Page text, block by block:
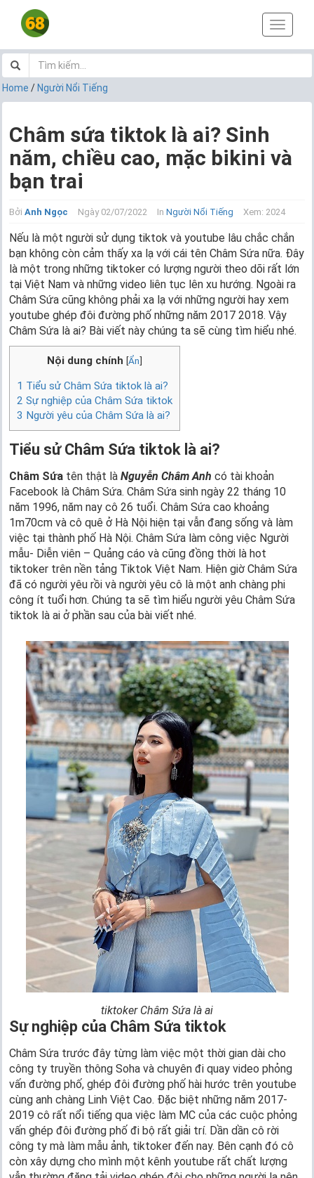
T
o
g
i
g
i
n
Home / Người Nổi Tiếng
Châm sứa tiktok là ai? Sinh
năm, chiều cao, mặc bikini và
bạn trai
Bởi Anh Ngọc Ngày 02/07/2022 In Người Nổi Tiếng Xem: 2024
Nếu là một người sử dụng tiktok và youtube lâu chắc chắn
bạn không còn cảm thấy xa lạ với cái tên Châm Sứa nữa. Đây
là một trong những tiktoker có lượng người theo dõi rất lớn
tại Việt Nam và những video liên tục lên xu hướng. Ngoài ra
Châm Sứa cũng không phải xa lạ với những người hay xem
youtube ghép đôi đường phố những năm 2017 2018. Vậy
Châm Sứa là ai? Bài viết này chúng ta sẽ cùng tìm hiểu nhé.
Nội dung chính [Ẩn]
1 Tiểu sử Châm Sứa tiktok là ai?
2 Sự nghiệp của Châm Sứa tiktok
3 Người yêu của Châm Sứa là ai?
Tiểu sử Châm Sứa tiktok là ai?
Châm Sứa tên thật là Nguyễn Châm Anh có tài khoản
Facebook là Châm Sứa. Châm Sứa sinh ngày 22 tháng 10
năm 1996, năm nay cô 26 tuổi. Châm Sứa cao khoảng
1m70cm và cô quê ở Hà Nội hiện tại vẫn đang sống và làm
việc tại thành phố Hà Nội. Châm Sứa làm công việc Người
mẫu- Diễn viên – Quảng cáo và cũng đồng thời là hot
tiktoker trên nền tảng Tiktok Việt Nam. Hiện giờ Châm Sứa
đã có người yêu rồi và người yêu cô là một anh chàng phi
công ít tuổi hơn. Chúng ta sẽ tìm hiểu người yêu Châm Sứa
tiktok là ai ở phần sau của bài viết nhé.
tiktoker Châm Sứa là ai
Sự nghiệp của Châm Sứa tiktok
Châm Sứa trước đây từng làm việc một thời gian dài cho
công ty truyền thông Soha và chuyên đi quay video phỏng
vấn đường phố, ghép đôi đường phố hài hước trên youtube
cùng anh chàng Linh Việt Cao. Đặc biệt những năm 2017-
2019 cô rất nổi tiếng qua việc làm MC của các cuộc phỏng
vấn ghép đôi đường phố đi bộ rất giải trí. Dần dần cô rời
công ty mà làm mẫu ảnh, tiktoker đến nay. Bên cạnh đó cô
còn xây dựng cho mình một kênh youtube rất chất lượng